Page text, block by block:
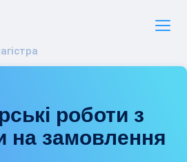
роботи з
на замовлення